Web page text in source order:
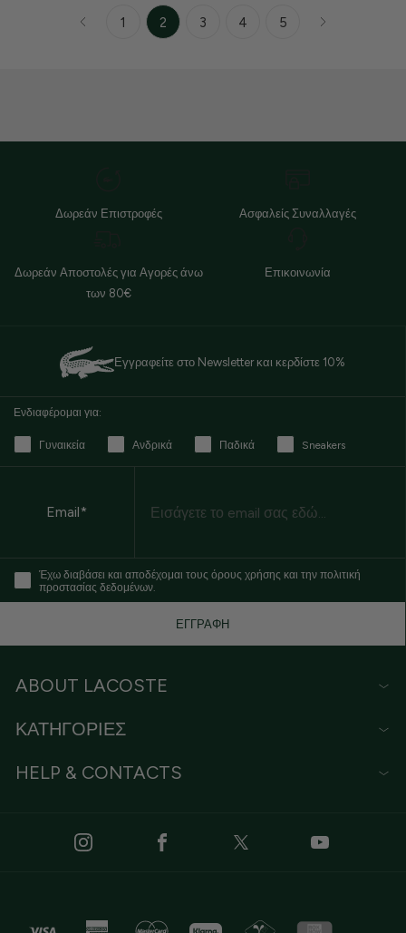
1 2 3 4 5
Δωρεάν Επιστροφές Ασφαλείς Συναλλαγές
Δωρεάν Αποστολές για Αγορές άνω
των 80€
Επικοινωνία
Εγγραφείτε στο Newsletter και κερδίστε 10%
Ενδιαφέρομαι για:
Γυναικεία Ανδρικά Παδικά Sneakers
Email*
Έχω διαβάσει και αποδέχομαι τους όρους χρήσης και την πολιτική
προστασίας δεδομένων.
ΕΓΓΡΑΦΗ
ABOUT LACOSTE
ΚΑΤΗΓΟΡΙΕΣ
HELP & CONTACTS